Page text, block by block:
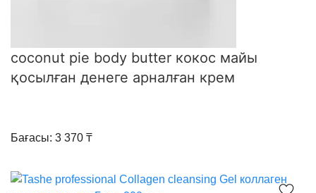
coconut pie body butter кокос майы
қосылған денеге арналған крем
Бағасы: 3 370 ₸